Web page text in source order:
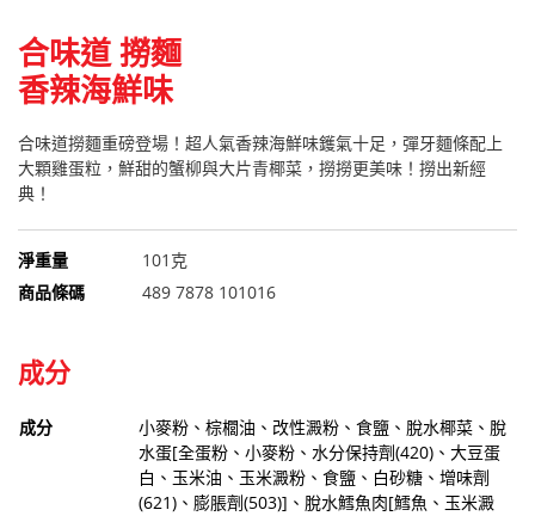
合味道 撈麵
香辣海鮮味
合味道撈麵重磅登場！超人氣香辣海鮮味鑊氣十足，彈牙麵條配上
大顆雞蛋粒，鮮甜的蟹柳與大片青椰菜，撈撈更美味！撈出新經
典！
淨重量
101克
商品條碼
489 7878 101016
成分
成分
小麥粉、棕櫚油、改性澱粉、食鹽、脫水椰菜、脫
水蛋[全蛋粉、小麥粉、水分保持劑(420)、大豆蛋
白、玉米油、玉米澱粉、食鹽、白砂糖、增味劑
(621)、膨脹劑(503)]、脫水鱈魚肉[鱈魚、玉米澱